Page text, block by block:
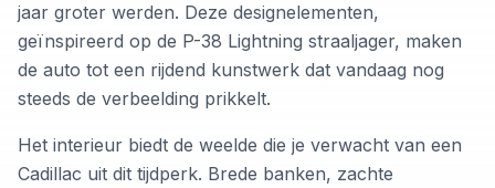
jaar groter werden. Deze designelementen,
geïnspireerd op de P-38 Lightning straaljager, maken
de auto tot een rijdend kunstwerk dat vandaag nog
steeds de verbeelding prikkelt.
Het interieur biedt de weelde die je verwacht van een
Cadillac uit dit tijdperk. Brede banken, zachte